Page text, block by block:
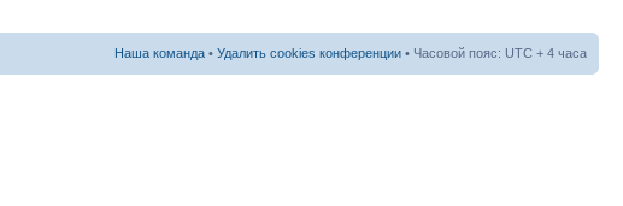
Наша команда • Удалить cookies конференции • Часовой пояс: UTC + 4 часа